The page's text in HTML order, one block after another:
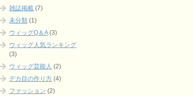
雑誌掲載 (7)
未分類 (1)
ウィッグQ＆A(3)
ウィッグ人気ランキング
(3)
ウィッグ芸能人 (2)
デカ目の作り方 (4)
ファッション (2)